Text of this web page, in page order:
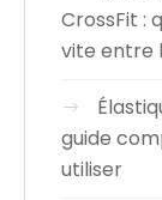
CrossFit :
vite entre
guide
utiliser